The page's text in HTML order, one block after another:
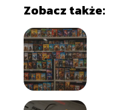
Zobacz także: